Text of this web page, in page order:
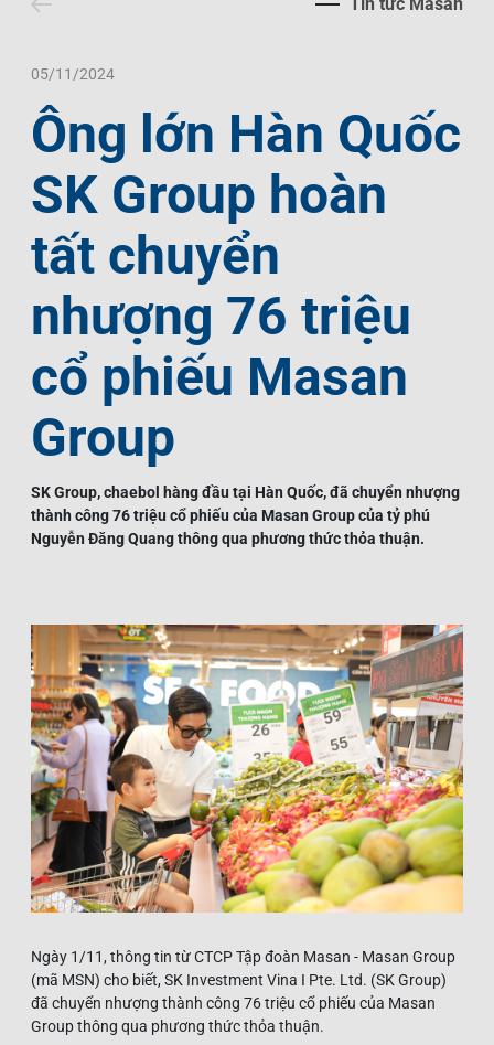
Tin Đầu Tư Tại Việt Nam
Thông Cáo Báo Chí
Ngôn Ngữ
05/11/2024
Ông lớn Hàn Quốc
SK Group hoàn
tất chuyển
nhượng 76 triệu
cổ phiếu Masan
Group
SK Group, chaebol hàng đầu tại Hàn Quốc, đã chuyển nhượng
thành công 76 triệu cổ phiếu của Masan Group của tỷ phú
Nguyễn Đăng Quang thông qua phương thức thỏa thuận.
Ngày 1/11, thông tin từ CTCP Tập đoàn Masan - Masan Group
(mã MSN) cho biết, SK Investment Vina I Pte. Ltd. (SK Group)
đã chuyển nhượng thành công 76 triệu cổ phiếu của Masan
Group thông qua phương thức thỏa thuận.